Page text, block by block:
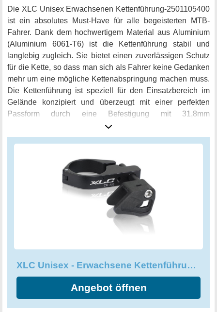
Die XLC Unisex Erwachsenen Kettenführung-2501105400
ist ein absolutes Must-Have für alle begeisterten MTB-
Fahrer. Dank dem hochwertigem Material aus Aluminium
(Aluminium 6061-T6) ist die Kettenführung stabil und
langlebig zugleich. Sie bietet einen zuverlässigen Schutz
für die Kette, so dass man sich als Fahrer keine Gedanken
mehr um eine mögliche Kettenabspringung machen muss.
Die Kettenführung ist speziell für den Einsatzbereich im
Gelände konzipiert und überzeugt mit einer perfekten
Passform durch eine Befestigung mit 31,8mm
Durchmesser. Das schlichte Design in klassischem
Schwarz sorgt dafür, dass die Kettenführung optisch
auf die bewährte Qualität von XLC und freuen Sie sich auf
ein leistungsstarkes Produkt.
XLC Unisex - Erwachsene Kettenführung-2501105400
Angebot öffnen